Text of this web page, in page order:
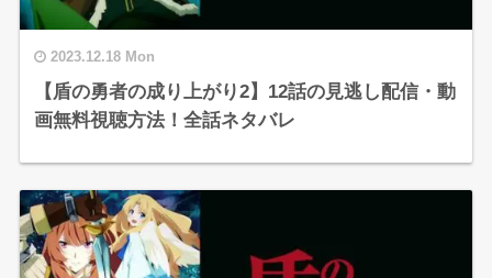
2023.12.18 Mon
【盾の勇者の成り上がり2】12話の見逃し配信・動
画無料視聴方法！全話ネタバレ